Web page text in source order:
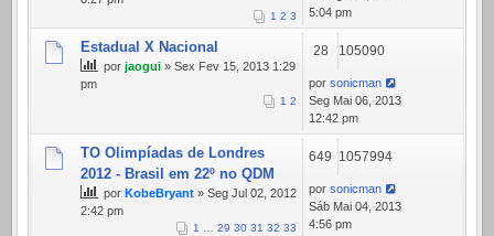
1 2 3
5:04 pm
Estadual X Nacional
por jaogui » Sex Fev 15, 2013 1:29
pm
1 2
28 105090
por sonicman
Seg Mai 06, 2013
12:42 pm
TO Olimpíadas de Londres
2012 - Brasil em 22º no QDM
por KobeBryant » Seg Jul 02, 2012
2:42 pm
1 … 29 30 31 32 33
649 1057994
por sonicman
Sáb Mai 04, 2013
4:56 pm